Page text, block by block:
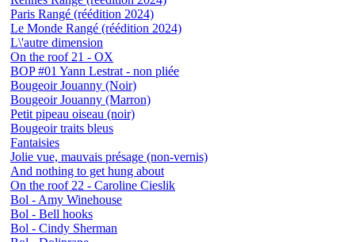
Paris Rangé (réédition 2024)
Le Monde Rangé (réédition 2024)
L\'autre dimension
On the roof 21 - OX
BOP #01 Yann Lestrat - non pliée
Bougeoir Jouanny (Noir)
Bougeoir Jouanny (Marron)
Petit pipeau oiseau (noir)
Bougeoir traits bleus
Fantaisies
Jolie vue, mauvais présage (non-vernis)
And nothing to get hung about
On the roof 22 - Caroline Cieslik
Bol - Amy Winehouse
Bol - Bell hooks
Bol - Cindy Sherman